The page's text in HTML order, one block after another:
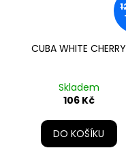
CUBA WHITE CHERRY
Skladem
106 Kč
DO KOŠÍKU